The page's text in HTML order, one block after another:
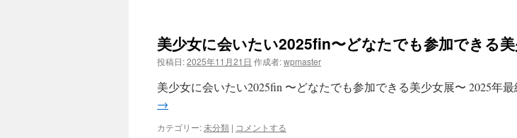
美少女に会いたい2025fin〜どなたでも参加できる
投稿日:2025年11月21日 作成者:wpmaster
美少女に会いたい2025fin 〜どなたでも参加できる美少女展〜 2025年
→
カテゴリー:未分類 | コメントする